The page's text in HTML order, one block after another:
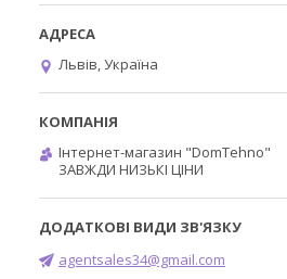
Львів, Україна
Інтернет-магазин "DomTehno"
ЗАВЖДИ НИЗЬКІ ЦІНИ
agentsales34@gmail.com